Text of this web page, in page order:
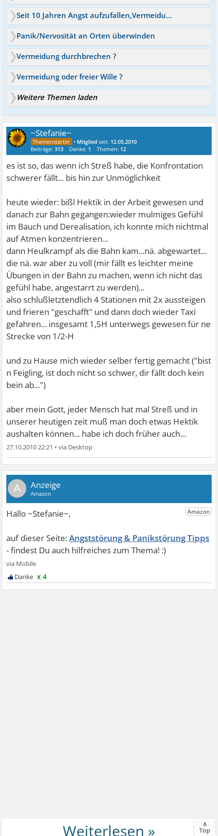
Seit 10 Jahren Angst aufzufallen,Vermeidung von Situationen!
Panik/Nervosität an Orten überwinden
Vermeidung durchbrechen ?
Vermeidung oder freier Wille ?
Weitere Themen laden
~Stefanie~
• Mitglied seit: 12.05.2010
Beiträge:313 Danke: 1 Themen: 12
es ist so, das wenn ich Streß habe, die Konfrontation
schwerer fällt... bis hin zur Unmöglichkeit
heute wieder: bißl Hektik in der Arbeit gewesen und
danach zur Bahn gegangen:wieder mulmiges Gefühl
im Bauch und Derealisation, ich konnte mich nichtmal
auf Atmen konzentrieren...
dann Heulkrampf als die Bahn kam...nä. abgewartet...
die nä. war aber zu voll (mir fällt es leichter meine
Übungen in der Bahn zu machen, wenn ich nicht das
gefühl habe, angestarrt zu werden)...
also schlußletztendlich 4 Stationen mit 2x aussteigen
und frieren "geschafft" und dann doch wieder Taxi
gefahren... insgesamt 1,5H unterwegs gewesen für ne
Strecke von 1/2-H
und zu Hause mich wieder selber fertig gemacht ("bist
n Feigling, ist doch nicht so schwer, dir fällt doch kein
bein ab...")
aber mein Gott, jeder Mensch hat mal Streß und in
unserer heutigen zeit muß man doch etwas Hektik
aushalten können... habe ich doch früher auch...
27.10.2010 22:21 •
A
Angststörung & Panikstörung Tipps
x 4
∧
Top